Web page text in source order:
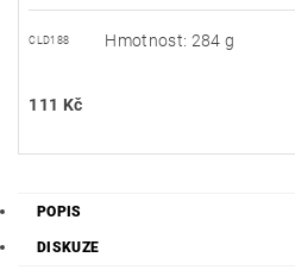
CLD188 Hmotnost: 284 g
111 Kč
POPIS
DISKUZE